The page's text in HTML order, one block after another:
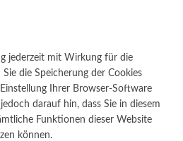
jederzeit mit Wirkung für die
die Speicherung der Cookies
Ihrer Browser-Software
darauf hin, dass Sie in diesem
Funktionen dieser Website
können.